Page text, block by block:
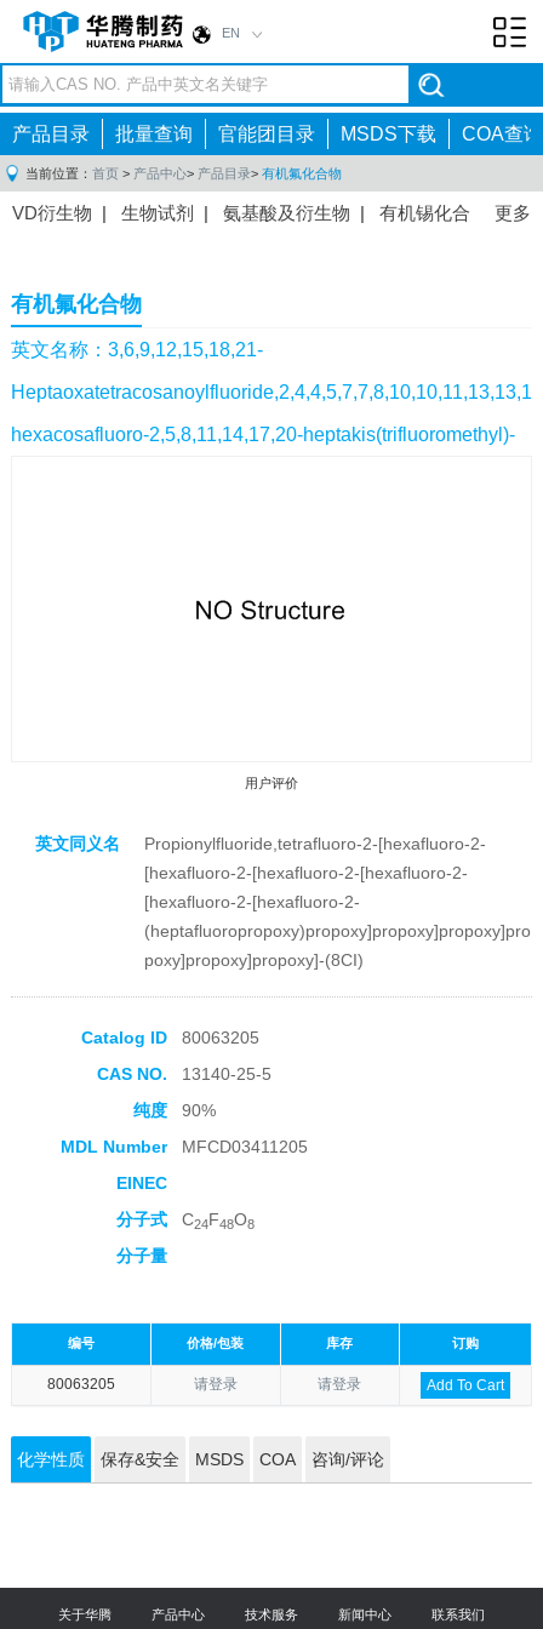
EN
产品目录 批量查询 官能团目录 MSDS下载 COA查询
当前位置： 首页 > 产品中心> 产品目录> 有机氟化合物
更多
VD衍生物 | 生物试剂 | 氨基酸及衍生物 | 有机锡化合
间体|抗高血压药物中间体
感染药物中间体|
体|抗精神病药物中间体 |
药中间体|其他原料药中间体|
有机氟化合物
英文名称：3,6,9,12,15,18,21-
hexacosafluoro-2,5,8,11,14,17,20-heptakis(trifluoromethyl)-
用户评价
收藏产品
英文同义名
Propionylfluoride,tetrafluoro-2-[hexafluoro-2-
[hexafluoro-2-[hexafluoro-2-[hexafluoro-2-
[hexafluoro-2-[hexafluoro-2-
(heptafluoropropoxy)propoxy]propoxy]propoxy]pro
poxy]propoxy]propoxy]-(8CI)
Catalog ID
80063205
CAS NO.
13140-25-5
纯度
90%
MDL Number
MFCD03411205
EINEC
分子式
C24F48O8
分子量
编号 价格/包装 库存 订购
80063205 请登录 请登录 Add To Cart
化学性质 保存&安全 MSDS COA 咨询/评论
关于华腾 产品中心 技术服务 新闻中心 联系我们